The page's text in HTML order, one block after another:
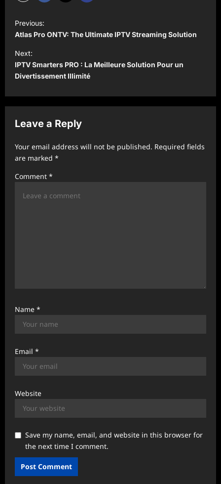
o
s
t
n
a
v
i
a
Previous:
Atlas Pro ONTV: The Ultimate IPTV Streaming Solution
Next:
IPTV Smarters PRO : La Meilleure Solution Pour un
Divertissement Illimité
Leave a Reply
Your email address will not be published. Required fields
are marked *
Comment *
Name *
Email *
Website
Save my name, email, and website in this browser for
the next time I comment.